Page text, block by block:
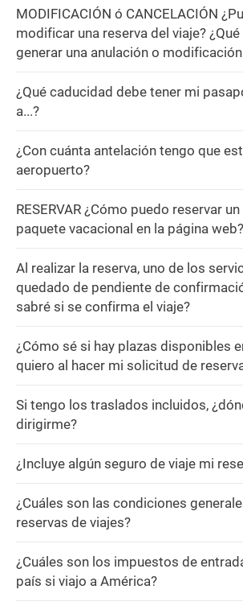
MODIFICACIÓN ó CANCELACIÓN
modificar una reserva del viaje?
generar una anulación o
¿Qué caducidad debe tener mi
a...?
¿Con cuánta antelación tengo que
aeropuerto?
RESERVAR ¿Cómo puedo reservar
paquete vacacional en la página web?
Al realizar la reserva, uno de los
quedado de pendiente de
sabré si se confirma el viaje?
¿Cómo sé si hay plazas disponibles
quiero al hacer mi solicitud de
Si tengo los traslados incluidos,
dirigirme?
¿Incluye algún seguro de viaje mi
¿Cuáles son las condiciones
reservas de viajes?
¿Cuáles son los impuestos de
país si viajo a América?